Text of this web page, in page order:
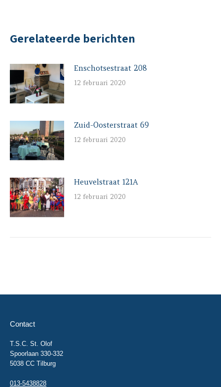
Gerelateerde berichten
Enschotsestraat 208
12 februari 2020
Zuid-Oosterstraat 69
12 februari 2020
Heuvelstraat 121A
12 februari 2020
Contact
T.S.C. St. Olof
Spoorlaan 330-332
5038 CC Tilburg
013-5438828